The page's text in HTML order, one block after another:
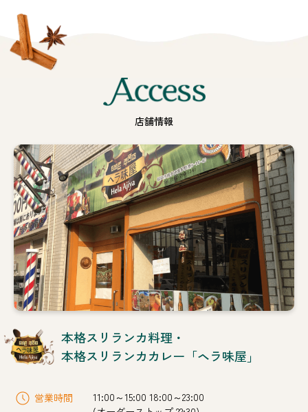
詳
し
く
Access
店舗情報
本格スリランカ料理・
本格スリランカカレー「ヘラ味屋」
営業時間
11:00～15:00 18:00～23:00